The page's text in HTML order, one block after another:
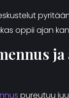
oppii ajan
pureutuu